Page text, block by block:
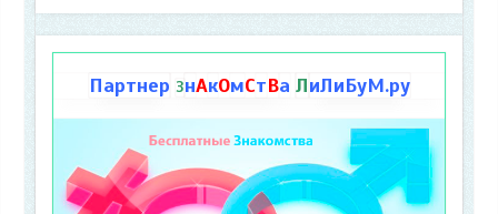
Партнер ЗнАкОмСтВа ЛиЛиБуМ.ру